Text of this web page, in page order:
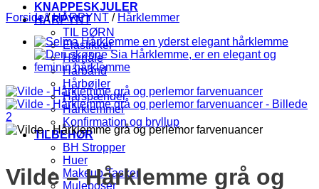
KNAPPESKJULER
HÅRPYNT
TIL BØRN
Elastikker
Hårnåle
Hårbånd
Hårbøjler
Hårspænder
Hårklemmer
Konfirmation og bryllup
TILBEHØR
BH Stropper
Huer
Makeup Tasker
Muleposer
Forside / HÅRPYNT / Hårklemmer
Vilde – Hårklemme grå og